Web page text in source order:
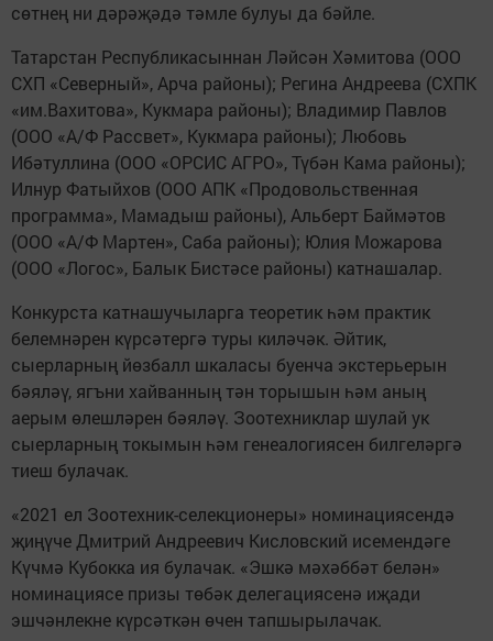
сөтнең ни дәрәҗәдә тәмле булуы да бәйле.
Татарстан Республикасыннан Ләйсән Хәмитова (ООО
СХП «Северный», Арча районы); Регина Андреева (СХПК
«им.Вахитова», Кукмара районы); Владимир Павлов
(ООО «А/Ф Рассвет», Кукмара районы); Любовь
Ибәтуллина (ООО «ОРСИС АГРО», Түбән Кама районы);
Илнур Фатыйхов (ООО АПК «Продовольственная
программа», Мамадыш районы), Альберт Баймәтов
(ООО «А/Ф Мартен», Саба районы); Юлия Можарова
(ООО «Логос», Балык Бистәсе районы) катнашалар.
Конкурста катнашучыларга теоретик һәм практик
белемнәрен күрсәтергә туры киләчәк. Әйтик,
сыерларның йөзбалл шкаласы буенча экстерьерын
бәяләү, ягъни хайванның тән торышын һәм аның
аерым өлешләрен бәяләү. Зоотехниклар шулай ук
сыерларның токымын һәм генеалогиясен билгеләргә
тиеш булачак.
«2021 ел Зоотехник-селекционеры» номинациясендә
җиңүче Дмитрий Андреевич Кисловский исемендәге
Күчмә Кубокка ия булачак. «Эшкә мәхәббәт белән»
номинациясе призы төбәк делегациясенә иҗади
эшчәнлекне күрсәткән өчен тапшырылачак.